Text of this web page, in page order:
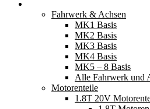
Fahrwerk & Achsen
MK1 Basis
MK2 Basis
MK3 Basis
MK4 Basis
MK5 – 8 Basis
Alle Fahrwerk und
Motorenteile
1.8T 20V